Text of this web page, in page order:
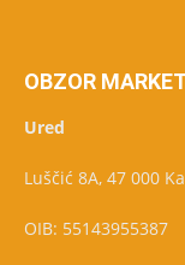
OBZOR
Ured
Luščić 8A, 47 000
OIB: 55143955387